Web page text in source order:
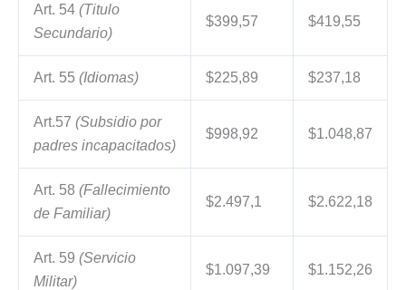
Art. 54 (Titulo
Secundario)
$399,57 $419,55
Art. 55 (Idiomas) $225,89 $237,18
Art.57 (Subsidio por
padres incapacitados)
$998,92 $1.048,87
Art. 58 (Fallecimiento
de Familiar)
$2.497,1 $2.622,18
Art. 59 (Servicio
Militar)
$1.097,39 $1.152,26